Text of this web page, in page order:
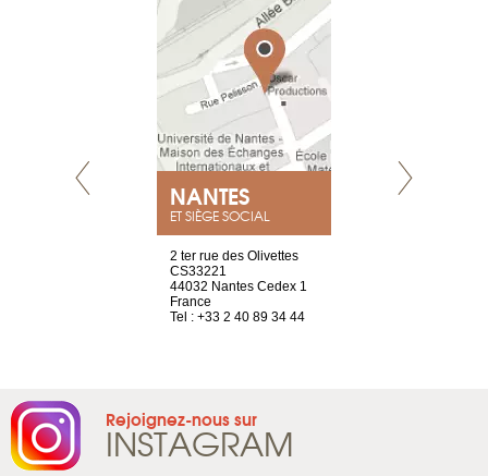
NANTES
ET SIÈGE SOCIAL
2 ter rue des Olivettes
CS33221
44032 Nantes Cedex 1
France
Tel : +33 2 40 89 34 44
Rejoignez-nous sur
INSTAGRAM